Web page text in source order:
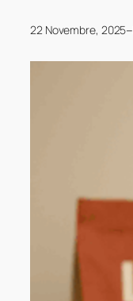
22 Novembre, 2025–